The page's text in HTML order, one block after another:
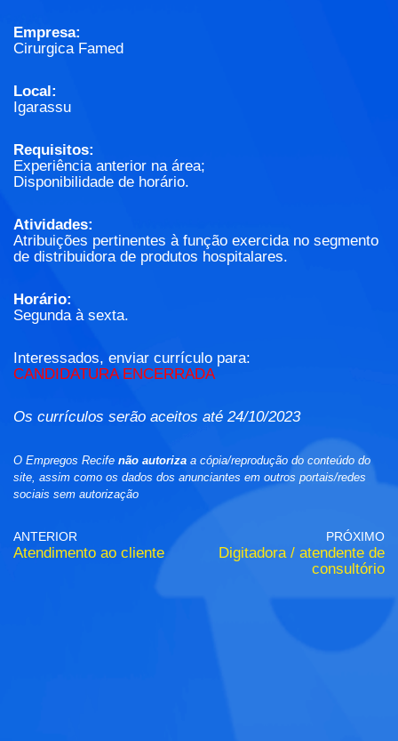
Empresa:
Cirurgica Famed
Local:
Igarassu
Requisitos:
Experiência anterior na área;
Disponibilidade de horário.
Atividades:
Atribuições pertinentes à função exercida no segmento
de distribuidora de produtos hospitalares.
Horário:
Segunda à sexta.
Interessados, enviar currículo para:
CANDIDATURA ENCERRADA
Os currículos serão aceitos até 24/10/2023
O Empregos Recife não autoriza a cópia/reprodução do conteúdo do
site, assim como os dados dos anunciantes em outros portais/redes
sociais sem autorização
ANTERIOR
Atendimento ao cliente
PRÓXIMO
Digitadora / atendente de
consultório